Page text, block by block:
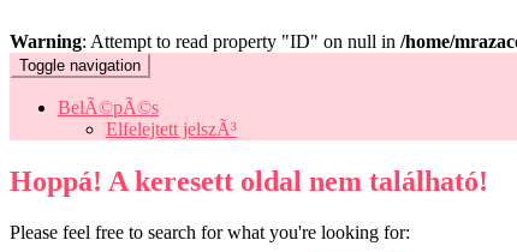
Warning: Attempt to read property "ID" on null in /home/
Toggle navigation
BelÃ©pÃ©s
Elfelejtett jelszÃ³
Hoppá! A keresett oldal nem található!
Please feel free to search for what you're looking for: